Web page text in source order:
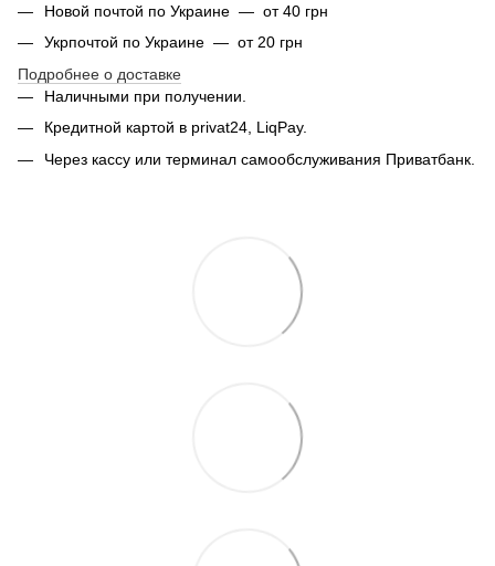
Новой почтой по Украине — от 40 грн
Укрпочтой по Украине — от 20 грн
Подробнее о доставке
Наличными при получении.
Кредитной картой в privat24, LiqPay.
Через кассу или терминал самообслуживания Приватбанк.